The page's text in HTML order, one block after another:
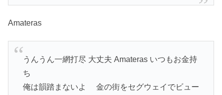
Amateras
うんうん一網打尽 大丈夫 Amateras いつもお金持
ち
俺は韻踏まないよ 金の街をセグウェイでビュー